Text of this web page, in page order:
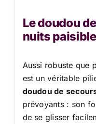
Le doudou
nuits
Aussi robuste que
est un véritable
doudou de
prévoyants : son
de se glisser